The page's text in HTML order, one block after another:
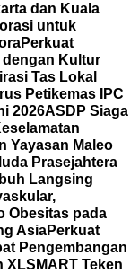
dan Kuala
untuk
Perkuat
dengan Kultur
Tas Lokal
Petikemas IPC
2026ASDP Siaga
Yayasan Maleo
Prasejahtera
Langsing
Obesitas pada
AsiaPerkuat
Pengembangan
XLSMART Teken